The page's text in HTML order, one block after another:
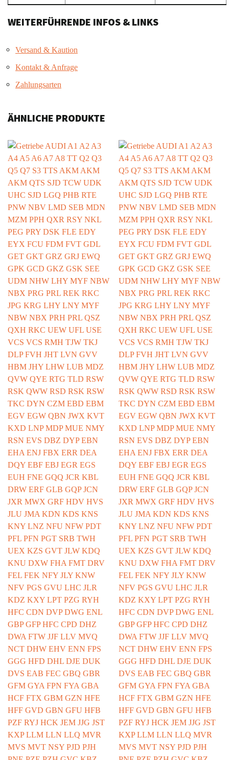
WEITERFÜHRENDE INFOS & LINKS
Versand & Kaution
Kontakt & Anfrage
Zahlungsarten
ÄHNLICHE PRODUKTE